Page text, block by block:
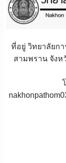
ที่อยู่ วิทยาลัยก
สามพราน จัง